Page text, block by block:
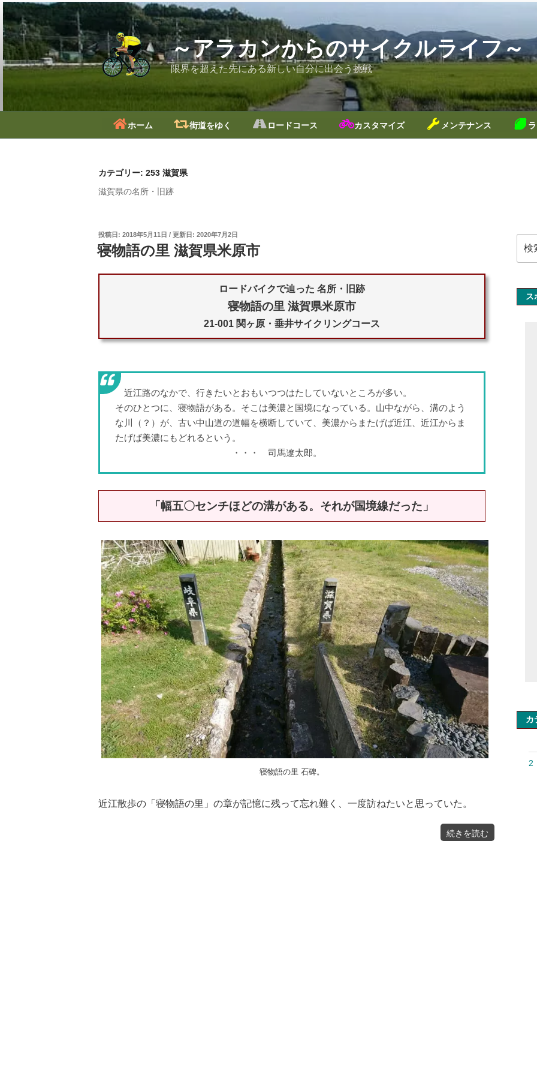
コ
ン
テ
ン
ツ
プ
～アラカンからのサイクルライフ～
限界を超えた先にある新しい自分に出会う挑戦
ホーム 街道をゆく ロードコース カスタマイズ メンテナンス
カテゴリー: 253 滋賀県
滋賀県の名所・旧跡
投
稿
日:
2018年5月11日 2020年7月2日
寝物語の里 滋賀県米原市
ロードバイクで辿った 名所・旧跡
寝物語の里 滋賀県米原市
21-001 関ヶ原・垂井サイクリングコース
近江路のなかで、行きたいとおもいつつはたしていないところが多い。
そのひとつに、寝物語がある。そこは美濃と国境になっている。山中ながら、溝のよう
な川（？）が、古い中山道の道幅を横断していて、美濃からまたげば近江、近江からま
たげば美濃にもどれるという。
・・・ 司馬遼太郎。
「幅五〇センチほどの溝がある。それが国境線だった」
寝物語の里 石碑。
近江散歩の「寝物語の里」の章が記憶に残って忘れ難く、一度訪ねたいと思っていた。
"寝
物
語
続きを読む
索:
ス
カ
2